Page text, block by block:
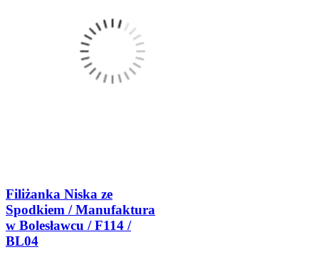
Filiżanka Niska ze
Spodkiem / Manufaktura
w Bolesławcu / F114 /
BL04